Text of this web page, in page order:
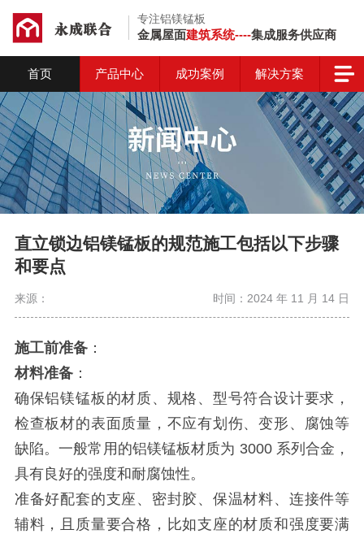
专注铝镁锰板
金属屋面建筑系统----集成服务供应商
首页 产品中心 成功案例 解决方案
直立锁边铝镁锰板的规范施工包括以下步骤
和要点
来源： 时间：2024 年 11 月 14 日
施工前准备：
材料准备：
确保铝镁锰板的材质、规格、型号符合设计要求，
检查板材的表面质量，不应有划伤、变形、腐蚀等
缺陷。一般常用的铝镁锰板材质为 3000 系列合金，
具有良好的强度和耐腐蚀性。
准备好配套的支座、密封胶、保温材料、连接件等
辅料，且质量要合格，比如支座的材质和强度要满